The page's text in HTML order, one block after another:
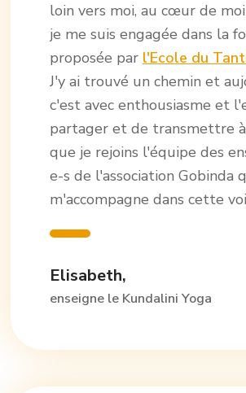
loin vers moi, au cœur de
je me suis engagée dans la
proposée par l'Ecole du
J'y ai trouvé un chemin et
c'est avec enthousiasme et
partager et de transmettre
que je rejoins l'équipe des
e-s de l'association Gobinda
m'accompagne dans cette
Elisabeth,
enseigne le Kundalini Yoga